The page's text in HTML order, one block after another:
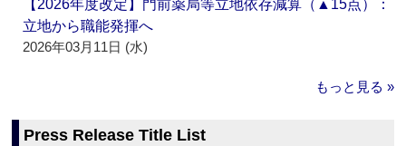
【2026年度改定】門前薬局等立地依存減算（▲15点）：
立地から職能発揮へ
2026年03月11日 (水)
もっと見る »
Press Release Title List